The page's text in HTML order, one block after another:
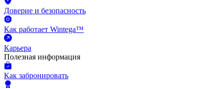
Доверие и безопасность
Как работает Wintega™
Карьера
Полезная информация
Как забронировать